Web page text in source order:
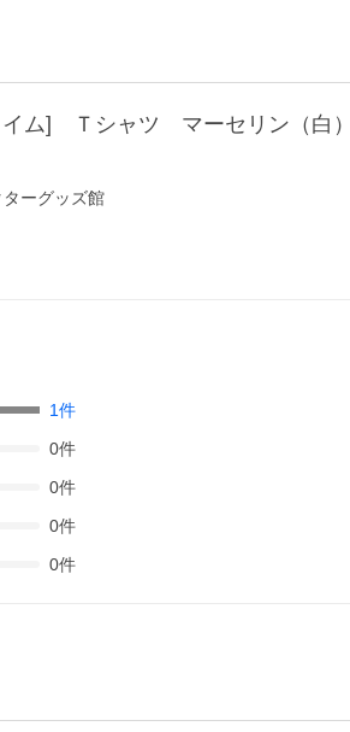
イム] Ｔシャツ マーセリン（白）
ーグッズ館
1件
0件
0件
0件
0件